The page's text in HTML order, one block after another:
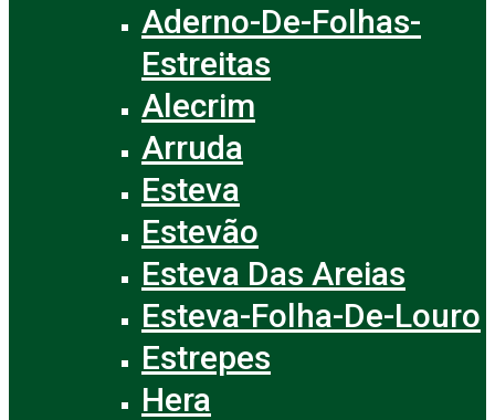
Aderno-De-Folhas-
Estreitas
Alecrim
Arruda
Esteva
Estevão
Esteva Das Areias
Esteva-Folha-De-Louro
Estrepes
Hera